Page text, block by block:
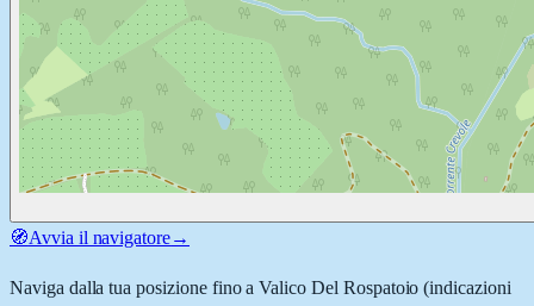
🧭Avvia il navigatore→
Naviga dalla tua posizione fino aValico Del Rospatoio (indicazioni